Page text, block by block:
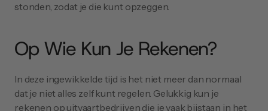
stonden, zodat je die kunt opzeggen.
Op Wie Kun Je Rekenen?
In deze ingewikkelde tijd is het niet meer dan normaal
dat je niet alles zelf kunt regelen. Gelukkig kun je
rekenen op uitvaartbedrijven die je vaak bijstaan in het